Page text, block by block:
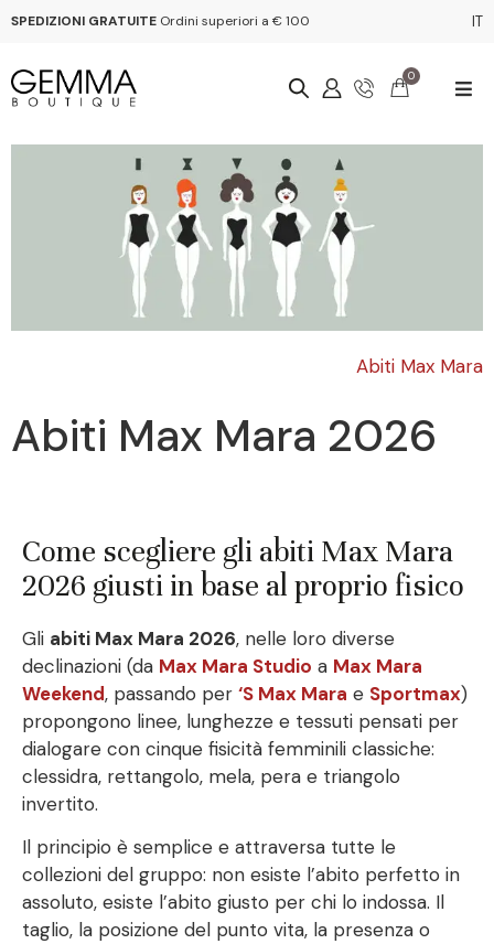
SPEDIZIONI GRATUITE Ordini superiori a € 100 IT
0
Abiti Max Mara
Abiti Max Mara 2026
Come scegliere gli abiti Max Mara
2026 giusti in base al proprio fisico
Gli abiti Max Mara 2026, nelle loro diverse
declinazioni (da Max Mara Studio a Max Mara
Weekend, passando per ‘S Max Mara e Sportmax)
propongono linee, lunghezze e tessuti pensati per
dialogare con cinque fisicità femminili classiche:
clessidra, rettangolo, mela, pera e triangolo
invertito.
Il principio è semplice e attraversa tutte le
collezioni del gruppo: non esiste l’abito perfetto in
assoluto, esiste l’abito giusto per chi lo indossa. Il
taglio, la posizione del punto vita, la presenza o